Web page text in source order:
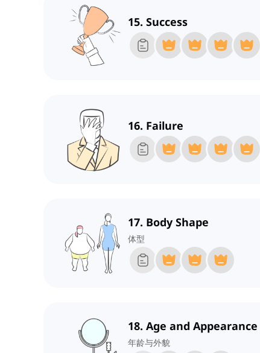
15. Success
16. Failure
17. Body Shape
体型
18. Age and Appearance
年龄与外貌